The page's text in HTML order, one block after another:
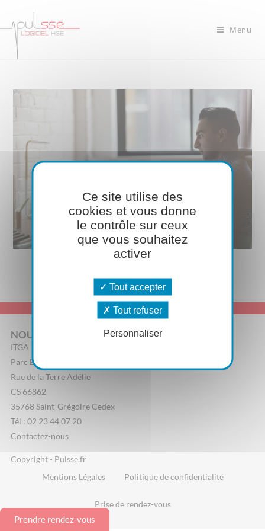
Menu
NOUS CONTACTER
ITGA
Parc Edonia, Bâtiment R
Rue de la Terre Adélie
CS 66862
35768 Saint-Grégoire Cedex
Tél : 02 23 44 07 20
Contactez-nous
Copyright - Pulsse.fr
Mentions Légales
Politique de confidentialité
Prise de rendez-vous
Prendre rendez-vous
Ce site utilise des
cookies et vous donne
le contrôle sur ceux
que vous souhaitez
activer
Tout accepter
Tout refuser
Personnaliser